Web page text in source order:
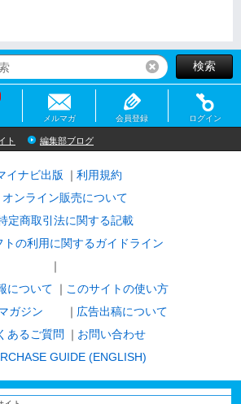
リセット検索
メルマガ 会員登録 ログイン
ト 編集部ブログ
イナビ出版
利用規約
オンライン販売について
定商取引法に関する記載
トの利用に関するガイドライン
｜
について
このサイトの使い方
ガジン
広告出稿について
あるご質問
お問い合わせ
GUIDE (ENGLISH)